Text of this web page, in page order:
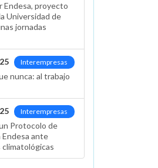
Endesa, proyecto
Universidad de
jornadas
Interempresas
nunca: al trabajo
Interempresas
Protocolo de
ante